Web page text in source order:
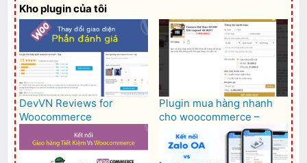
Kho plugin của tôi
DevVN Reviews for
Woocommerce
Plugin mua hàng nhanh
cho woocommerce –
Woocommerce Quick buy